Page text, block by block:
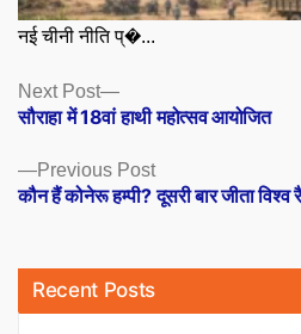
नई चीनी नीति प्�...
Posts
navigation
Previous PostPrevious
post:
कौन हैं कोनेरू हम्पी? दूसरी बार जीता
Next Post
Next
post:
सौराहा में 18वां हाथी महोत्सव आयोजित
Recent Posts